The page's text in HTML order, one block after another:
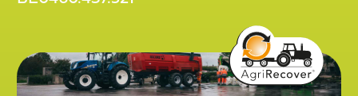
BE0460.437.521